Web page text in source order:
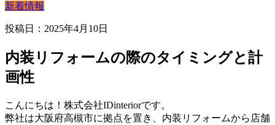
新着情報
投稿日：2025年4月10日
内装リフォームの際のタイミングと計
画性
こんにちは！株式会社IDinteriorです。
弊社は大阪府高槻市に拠点を置き、内装リフォームから店舗